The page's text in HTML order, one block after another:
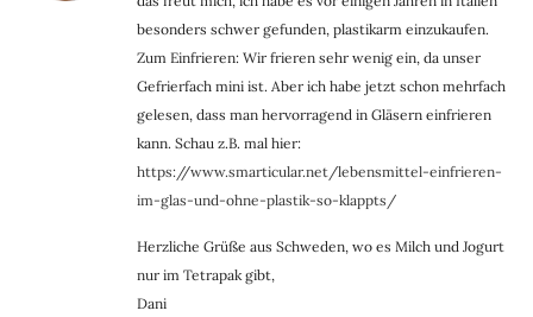
besonders schwer gefunden, plastikarm einzukaufen.
Zum Einfrieren: Wir frieren sehr wenig ein, da unser
Gefrierfach mini ist. Aber ich habe jetzt schon mehrfach
gelesen, dass man hervorragend in Gläsern einfrieren
kann. Schau z.B. mal hier:
https://www.smarticular.net/lebensmittel-einfrieren-
im-glas-und-ohne-plastik-so-klappts/
Herzliche Grüße aus Schweden, wo es Milch und Jogurt
nur im Tetrapak gibt,
Dani